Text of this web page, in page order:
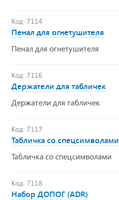
Код: 7114
Пенал для огнетушителя
Пенал для огнетушителя
Код: 7116
Держатели для табличек
Держатели для табличек
Код: 7117
Табличка со спецсимволами
Табличка со спецсимволами
Код: 7118
Набор ДОПОГ (ADR)